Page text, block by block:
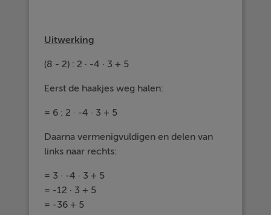
Uitwerking
(8 - 2) : 2 · -4 · 3 + 5
Eerst de haakjes weg halen:
= 6 : 2 · -4 · 3 + 5
Daarna vermenigvuldigen en delen van
links naar rechts:
= 3 · -4 · 3 + 5
= -12 · 3 + 5
= -36 + 5